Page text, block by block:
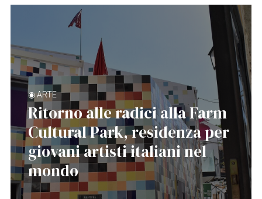
◉ ARTE
Ritorno alle radici alla Farm
Cultural Park, residenza per
giovani artisti italiani nel
mondo